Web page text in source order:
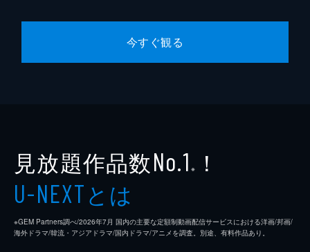
今すぐ観る
見放題作品数No.1 ※ ！
U-NEXTとは
※GEM Partners調べ/2026年7⽉ 国内の主要な定額制動画配信サービスにおける洋画/邦画/
海外ドラマ/韓流・アジアドラマ/国内ドラマ/アニメを調査。別途、有料作品あり。